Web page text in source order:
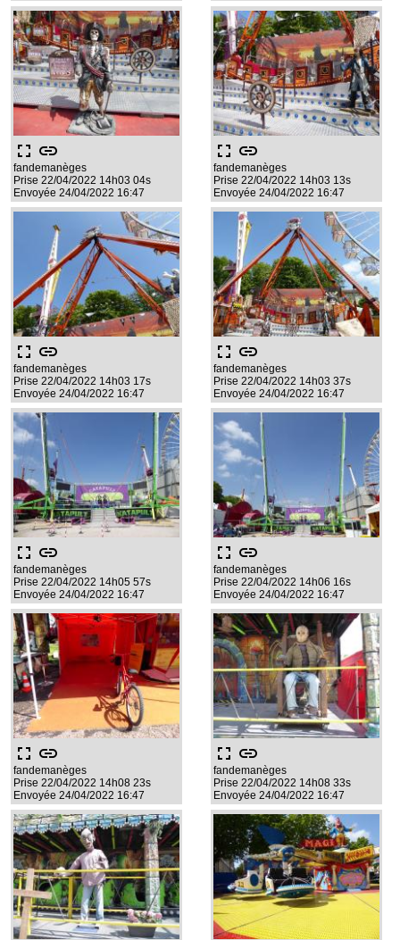
fullscreen link
fandemanèges
Prise 22/04/2022 14h03 04s
Envoyée 24/04/2022 16:47
fullscreen link
fandemanèges
Prise 22/04/2022 14h03 13s
Envoyée 24/04/2022 16:47
fullscreen link
fandemanèges
Prise 22/04/2022 14h03 17s
Envoyée 24/04/2022 16:47
fullscreen link
fandemanèges
Prise 22/04/2022 14h03 37s
Envoyée 24/04/2022 16:47
fullscreen link
fandemanèges
Prise 22/04/2022 14h05 57s
Envoyée 24/04/2022 16:47
fullscreen link
fandemanèges
Prise 22/04/2022 14h06 16s
Envoyée 24/04/2022 16:47
fullscreen link
fandemanèges
Prise 22/04/2022 14h08 23s
Envoyée 24/04/2022 16:47
fullscreen link
fandemanèges
Prise 22/04/2022 14h08 33s
Envoyée 24/04/2022 16:47